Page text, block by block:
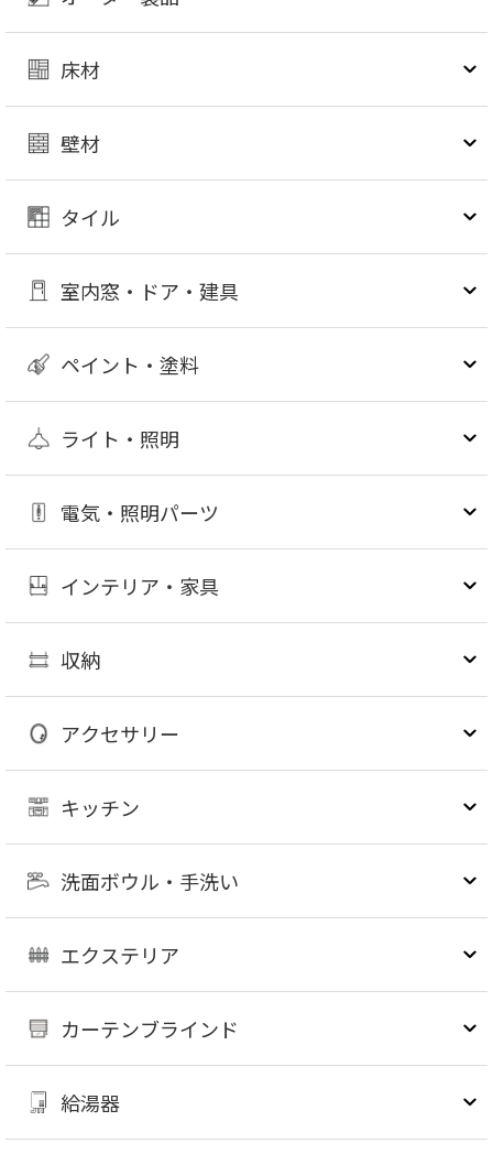
床材
壁材
タイル
室内窓・ドア・建具
ペイント・塗料
ライト・照明
電気・照明パーツ
インテリア・家具
収納
アクセサリー
キッチン
洗面ボウル・手洗い
エクステリア
カーテンブラインド
給湯器